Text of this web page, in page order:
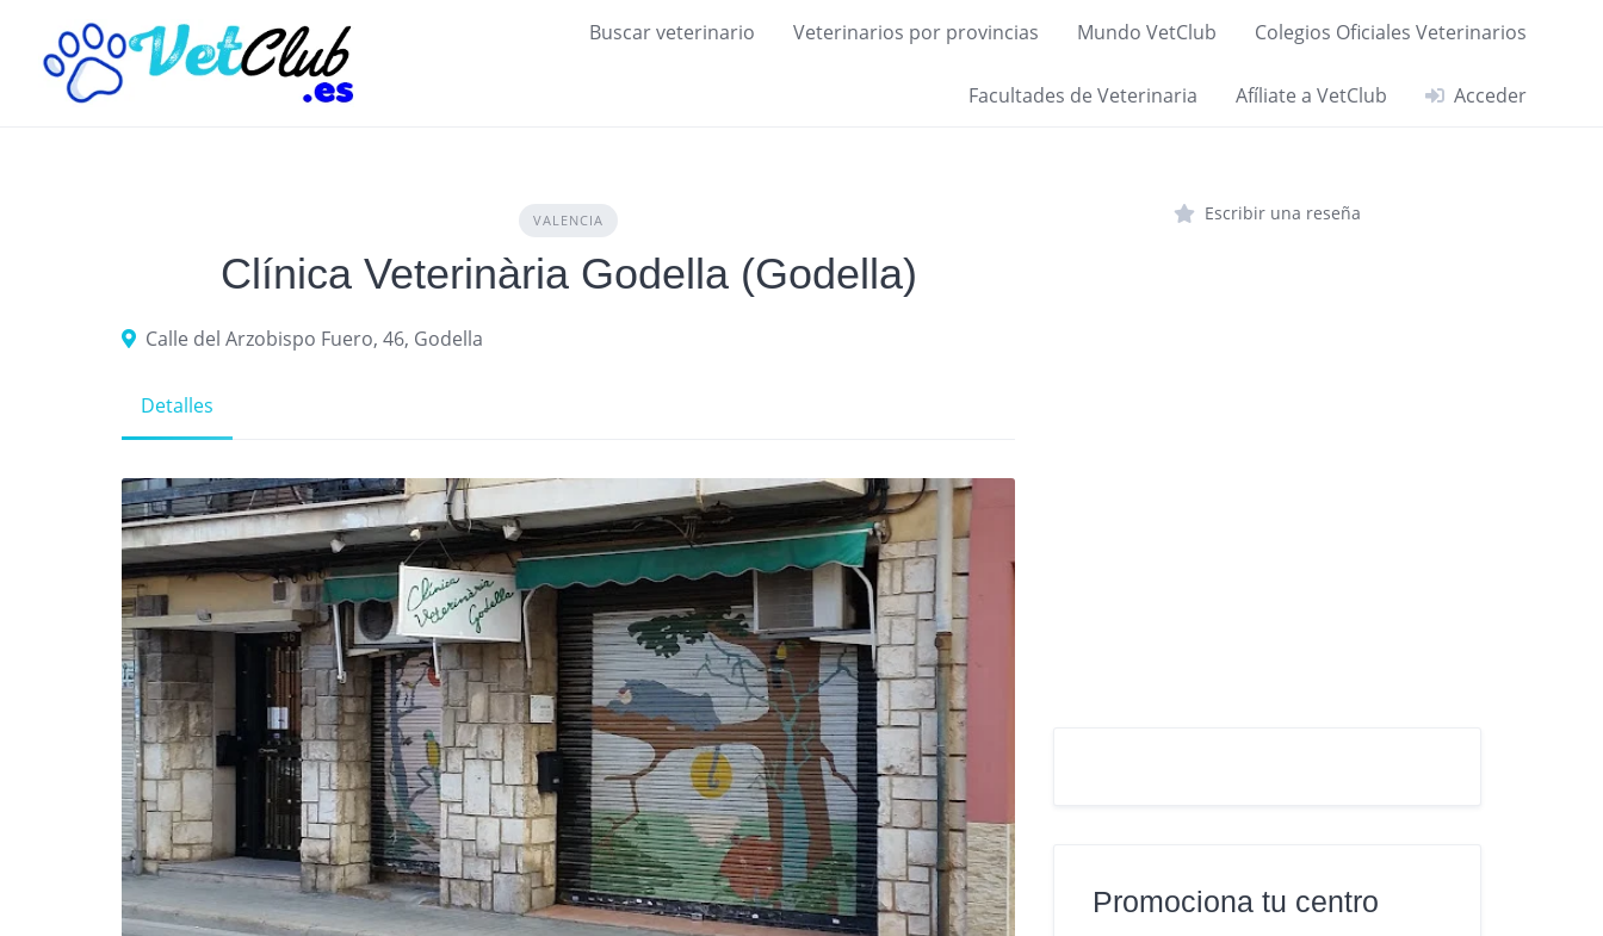
content
Buscar veterinario Veterinarios por provincias Mundo VetClub Colegios Oficiales Veterinarios
Facultades de Veterinaria Afíliate a VetClub Acceder
VALENCIA
Clínica Veterinària Godella (Godella)
Calle del Arzobispo Fuero, 46, Godella
Detalles
Escribir una reseña
Promociona tu centro